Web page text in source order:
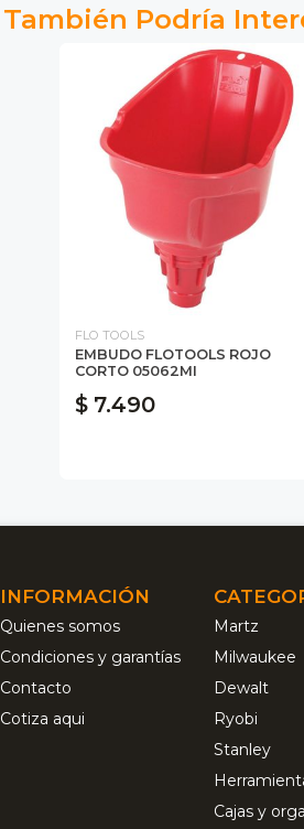
También Podría
FLO TOOLS
EMBUDO FLOTOOLS ROJO
CORTO 05062MI
$ 7.490
INFORMACIÓN
Quienes somos
Condiciones y garantías
Contacto
Cotiza aqui
Martz
Milwaukee
Dewalt
Ryobi
Stanley
Cajas y